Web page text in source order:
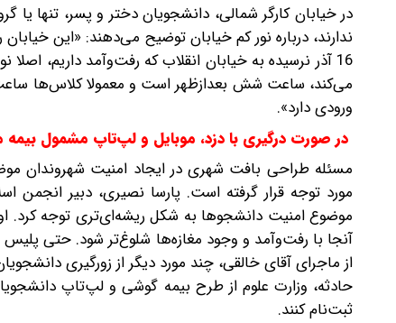
در خیابان کارگر شمالی، دانشجویان دختر و پسر، تنها
ندارند، درباره نور کم خیابان توضیح می‌دهند: «این
16 آذر نرسیده به خیابان انقلاب که رفت‌و‌آمد داریم،
ورودی دارد».
در صورت درگیری با دزد، موبایل و لپ‌تاپ مشمول
مسئله ‌طراحی بافت شهری در ایجاد امنیت شهروندان
مورد توجه قرار گرفته است. پارسا نصیری، دبیر انجمن
موضوع امنیت دانشجوها به شکل ریشه‌ای‌تری توجه کرد.
آنجا با رفت‌و‌آمد و وجود مغازه‌ها شلوغ‌تر شود. حتی
از ماجرای آقای خالقی، چند مورد دیگر از زورگیری
حادثه، وزارت علوم از طرح بیمه گوشی و لپ‌تاپ
ثبت‌نام کنند.